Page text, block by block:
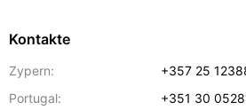
Kontakte
Zypern:
+357 25
Portugal:
+351 30